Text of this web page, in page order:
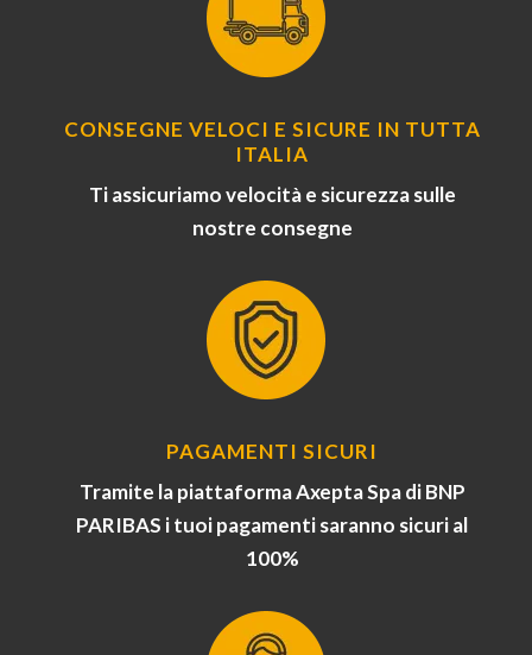
CONSEGNE VELOCI E SICURE IN TUTTA
ITALIA
Ti assicuriamo velocità e sicurezza sulle
nostre consegne
PAGAMENTI SICURI
Tramite la piattaforma Axepta Spa di BNP
PARIBAS i tuoi pagamenti saranno sicuri al
100%